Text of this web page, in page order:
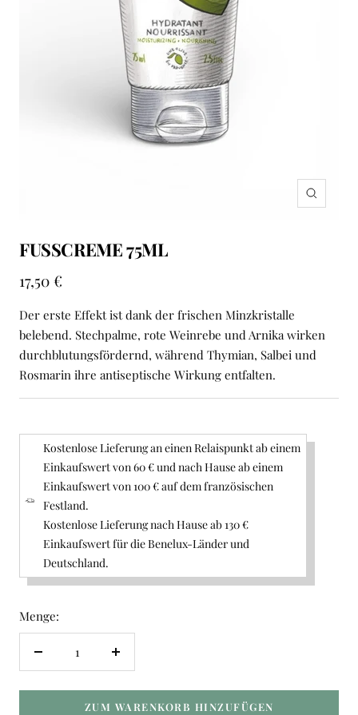
Zoom
FUSSCREME 75ML
Angebotspreis
17,50 €
Der erste Effekt ist dank der frischen Minzkristalle
belebend. Stechpalme, rote Weinrebe und Arnika wirken
durchblutungsfördernd, während Thymian, Salbei und
Rosmarin ihre antiseptische Wirkung entfalten.
Kostenlose Lieferung an einen Relaispunkt ab einem
Einkaufswert von 60 € und nach Hause ab einem
Einkaufswert von 100 € auf dem französischen
Festland.
Kostenlose Lieferung nach Hause ab 130 €
Einkaufswert für die Benelux-Länder und
Deutschland.
Menge:
Menge
ZUM WARENKORB HINZUFÜGEN